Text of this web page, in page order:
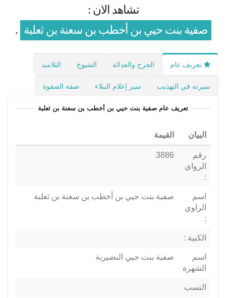
تشاهد الان :
صفية بنت حيي بن أخطب بن سعنة بن ثعلبة .
تعريف عام الجرح والعدالة الشيوخ التلاميذ
سيرته في التهذيب سير إعلام النبلاء صفة الصفوة
تعريف عام صفية بنت حيي بن أخطب بن سعنة بن ثعلبة
البيان القيمة
رقم
الرواي
:
3886
اسم
الراوي
:
صفية بنت حيي بن أخطب بن سعنة بن ثعلبة
الكنية :
اسم
الشهرة
صفية بنت حيي النضيرية
النسب